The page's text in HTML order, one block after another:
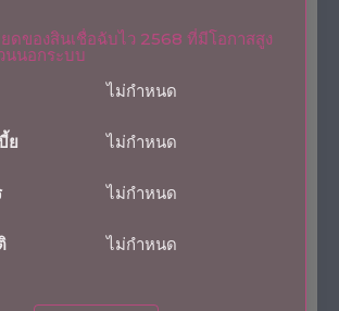
ยดของสินเชื่อฉับไว 2568 ที่มีโอกาสสูง
นนอกระบบ
ไม่กำหนด
ย ไม่กำหนด
ไม่กำหนด
ไม่กำหนด